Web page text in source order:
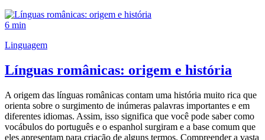
6 min
Linguagem
Línguas românicas: origem e história
A origem das línguas românicas contam uma história muito rica que
orienta sobre o surgimento de inúmeras palavras importantes e em
diferentes idiomas. Assim, isso significa que você pode saber como
vocábulos do português e o espanhol surgiram e a base comum que
eles apresentam para criação de alguns termos. Compreender a vasta